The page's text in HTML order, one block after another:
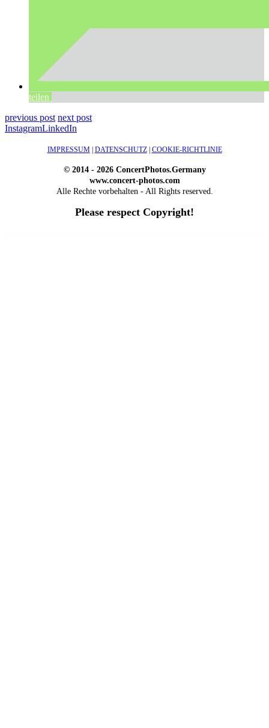
teilen
previous post next post
InstagramLinkedIn
IMPRESSUM| DATENSCHUTZ| COOKIE-RICHTLINIE
© 2014 - 2026 ConcertPhotos.Germany
www.concert-photos.com
Alle Rechte vorbehalten - All Rights reserved.
Please respect Copyright!